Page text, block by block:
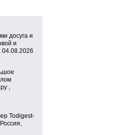
досуга и
и
04.08.2026
,
Todigest-